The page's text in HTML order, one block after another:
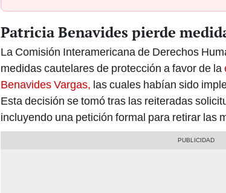
Patricia Benavides pierde
La Comisión Interamericana de Derechos
medidas cautelares de protección a favor de la
Benavides Vargas, las cuales habían sido
Esta decisión se tomó tras las reiteradas
incluyendo una petición formal para retirar las